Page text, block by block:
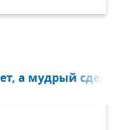
а мудрый